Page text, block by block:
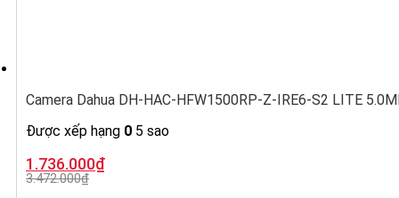
Camera Dahua DH-HAC-HFW1500RP-Z-IRE6-S2 LITE
Được xếp hạng 0 5 sao
3.472.000₫
Giá
gốc
là:
1.736.000₫
Giá
hiện
tại